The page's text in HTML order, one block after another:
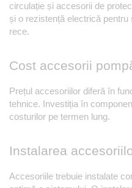
circulație și accesorii de
și o rezistență electrică pentru
rece.
Cost accesorii
Prețul accesoriilor diferă în
tehnice. Investiția în
costurilor pe termen lung.
Instalarea
Accesoriile trebuie instalate